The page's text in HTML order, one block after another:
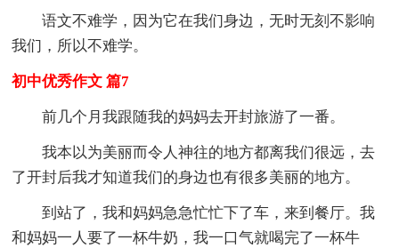
语文不难学，因为它在我们身边，无时无刻不影响
我们，所以不难学。
初中优秀作文 篇7
前几个月我跟随我的妈妈去开封旅游了一番。
我本以为美丽而令人神往的地方都离我们很远，去
了开封后我才知道我们的身边也有很多美丽的地方。
到站了，我和妈妈急急忙忙下了车，来到餐厅。我
和妈妈一人要了一杯牛奶，我一口气就喝完了一杯牛